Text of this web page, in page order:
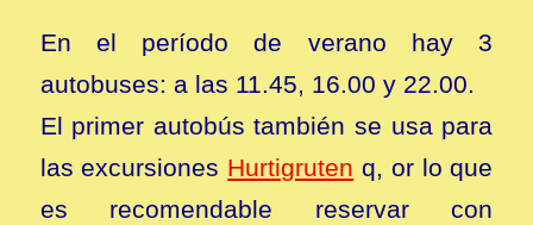
En el período de verano hay 3
autobuses: a las 11.45, 16.00 y 22.00.
El primer autobús también se usa para
las excursiones Hurtigruten q, or lo que
es recomendable reservar con